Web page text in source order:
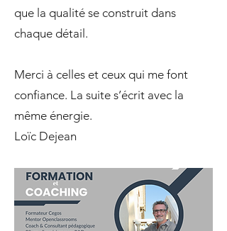
que la qualité se construit dans
chaque détail.
Merci à celles et ceux qui me font
confiance. La suite s’écrit avec la
même énergie.
Loïc Dejean